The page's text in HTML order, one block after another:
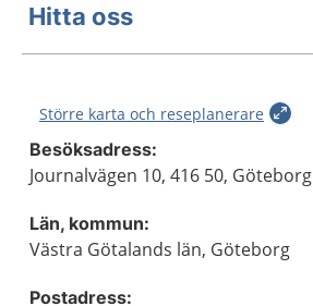
Hitta oss
Större karta och reseplanerare
Besöksadress:
Journalvägen 10, 416 50, Göteborg
Län, kommun:
Västra Götalands län, Göteborg
Postadress: